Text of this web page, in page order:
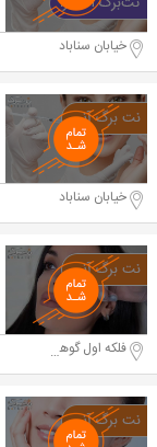
خیابان سناباد
خیابان سناباد
فلکه اول گوهردشت